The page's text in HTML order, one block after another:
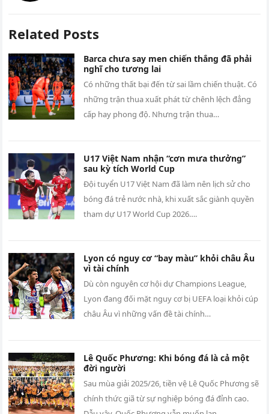
Related Posts
Barca chưa say men chiến thắng đã phải
nghĩ cho tương lai
Có những thất bại đến từ sai lầm chiến thuật. Có
những trận thua xuất phát từ chênh lệch đẳng
cấp hay phong độ. Nhưng trận thua…
U17 Việt Nam nhận “cơn mưa thưởng”
sau kỳ tích World Cup
Đội tuyển U17 Việt Nam đã làm nên lịch sử cho
bóng đá trẻ nước nhà, khi xuất sắc giành quyền
tham dự U17 World Cup 2026….
Lyon có nguy cơ “bay màu” khỏi châu Âu
vì tài chính
Dù còn nguyên cơ hội dự Champions League,
Lyon đang đối mặt nguy cơ bị UEFA loại khỏi cúp
châu Âu vì những vấn đề tài chính…
Lê Quốc Phương: Khi bóng đá là cả một
đời người
Sau mùa giải 2025/26, tiền vệ Lê Quốc Phương sẽ
chính thức giã từ sự nghiệp bóng đá đỉnh cao.